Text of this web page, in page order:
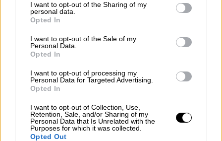
not limited to your visit or usage behaviour. You may click to
grant or deny consent to Google and its third-party tags to
use your data for below specified purposes in below Google
consent section.
I want to opt-out of the Sharing of my
personal data.
Opted In
I want to opt-out of the Sale of my
Personal Data.
Opted In
I want to opt-out of processing my
Personal Data for Targeted Advertising.
Opted In
I want to opt-out of Collection, Use,
Retention, Sale, and/or Sharing of my
Personal Data that Is Unrelated with the
Purposes for which it was collected.
Opted Out
Ελλάδα|27.09.2024 17:39
Φύλακας είχε κάνει σχολικό κοντέινερ
«ερωτική φωλίτσα» με ρούχα, ψυγείο
και προσωπικά αντικείμενα - Το γνώριζε
ο δήμος
Οι εγκαταστάσεις του σχολείου βρίσκονται
σε περιοχή της πόλης όπου είναι γνωστό
ότι γίνεται διακίνηση ναρκωτικών